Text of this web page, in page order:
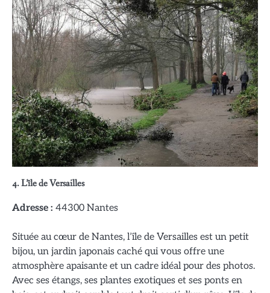
4.L’île de Versailles
Adresse : 44300 Nantes
Située au cœur de Nantes, l’île de Versailles est un petit
bijou, un jardin japonais caché qui vous offre une
atmosphère apaisante et un cadre idéal pour des photos.
Avec ses étangs, ses plantes exotiques et ses ponts en